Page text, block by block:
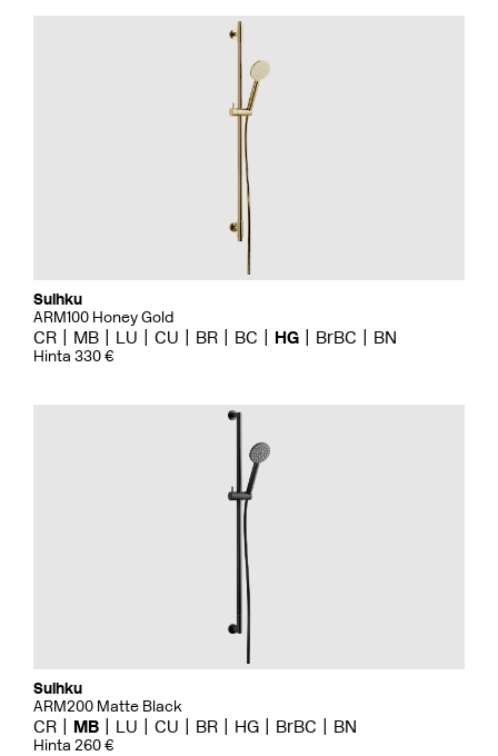
Suihku
ARM100 Honey Gold
CR MB LU CU BR BC HG BrBC BN
Hinta 330 €
Suihku
ARM200 Matte Black
CR MB LU CU BR HG BrBC BN
Hinta 260 €